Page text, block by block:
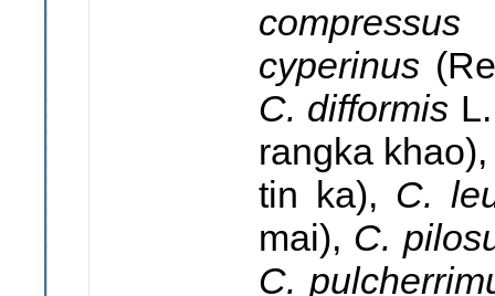
cyperinus
C. difformis
rangka
tin ka), C.
mai), C.
C.